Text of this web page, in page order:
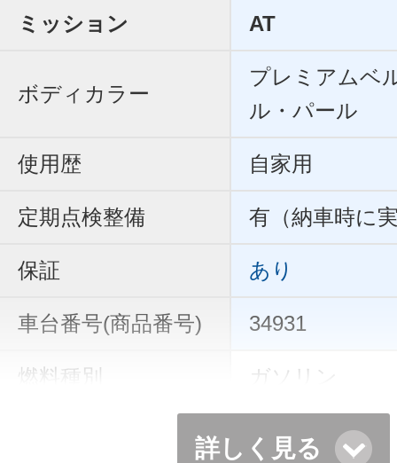
ミッション AT
ボディカラー
プレミアムベ
ル・パール
使用歴 自家用
定期点検整備 有（納車時に
保証 あり
車台番号(商品番号) 34931
燃料種別 ガソリン
詳しく見る